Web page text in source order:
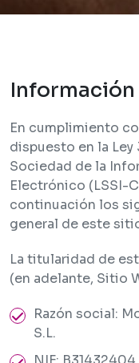
Información
En cumplimiento
dispuesto en la
Sociedad de la
Electrónico (LSSI-
continuación los
general de este
La titularidad de
(en adelante, Sitio
Razón social:
S.L.